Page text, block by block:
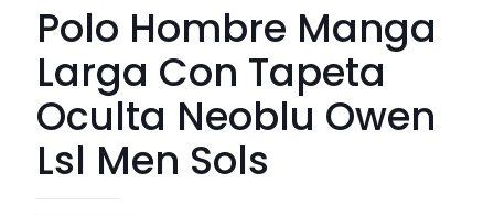
Polo Hombre Manga
Larga Con Tapeta
Oculta Neoblu Owen
Lsl Men Sols